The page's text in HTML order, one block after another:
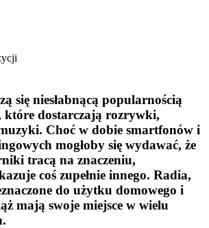
się niesłabnącą popularnością
które dostarczają rozrywki,
Choć w dobie smartfonów i
mogłoby się wydawać, że
tracą na znaczeniu,
coś zupełnie innego. Radia,
do użytku domowego i
mają swoje miejsce w wielu